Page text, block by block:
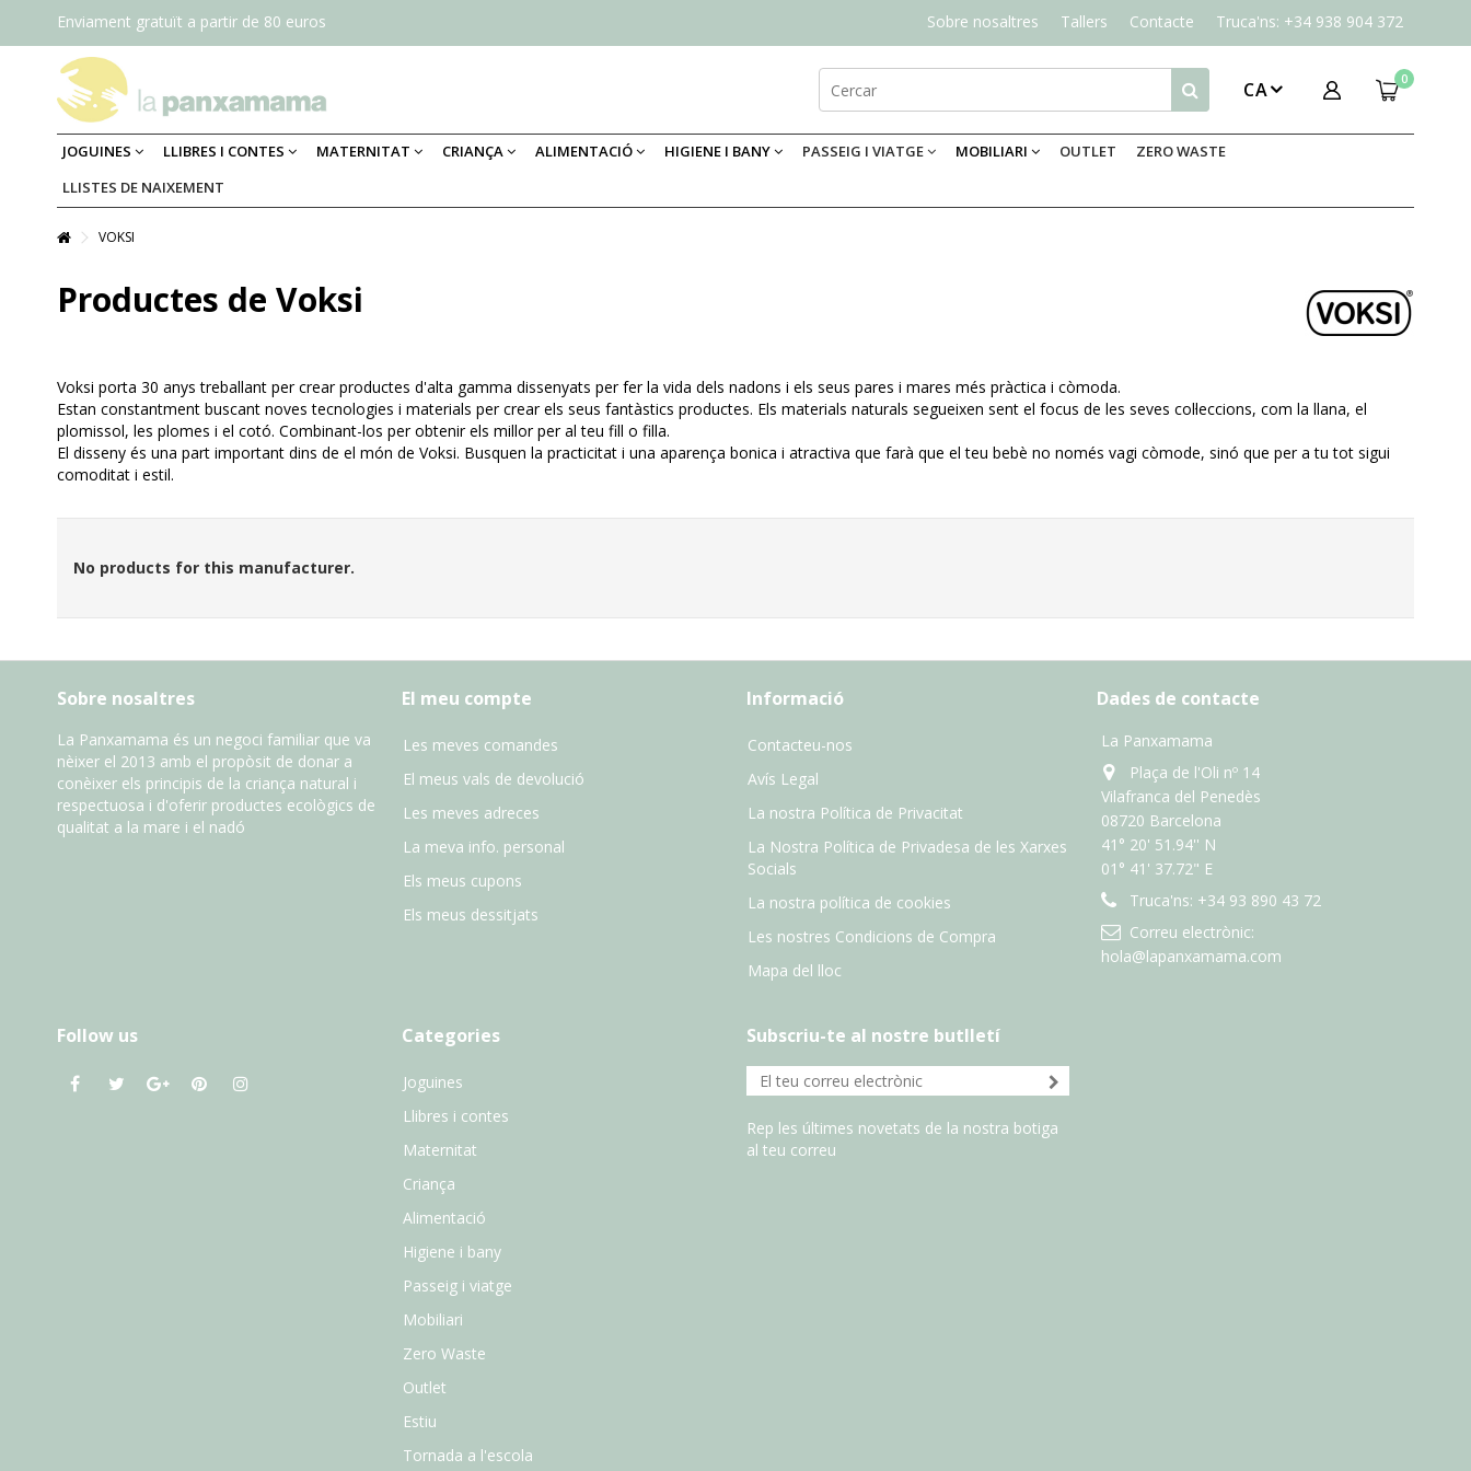
Sobre nosaltres Tallers Contacte Truca'ns: +34 938 904 372
Enviament gratuït a partir de 80 euros
0
CA
JOGUINES LLIBRES I CONTES MATERNITAT CRIANÇA ALIMENTACIÓ HIGIENE I BANY PASSEIG I VIATGE MOBILIARI OUTLET
ZERO WASTE
LLISTES DE NAIXEMENT
VOKSI
Productes de Voksi
Voksi porta 30 anys treballant per crear productes d'alta gamma dissenyats per fer la vida dels nadons i els seus pares i mares més pràctica i còmoda.
Estan constantment buscant noves tecnologies i materials per crear els seus fantàstics productes. Els materials naturals segueixen sent el focus de les seves col·leccions, com la llana, el
plomissol, les plomes i el cotó. Combinant-los per obtenir els millor per al teu fill o filla.
El disseny és una part important dins de el món de Voksi. Busquen la practicitat i una aparença bonica i atractiva que farà que el teu bebè no només vagi còmode, sinó que per a tu tot sigui
comoditat i estil.
No products for this manufacturer.
Sobre nosaltres
La Panxamama és un negoci familiar que va
nèixer el 2013 amb el propòsit de donar a
conèixer els principis de la criança natural i
respectuosa i d'oferir productes ecològics de
qualitat a la mare i el nadó
El meu compte
Les meves comandes
El meus vals de devolució
Les meves adreces
La meva info. personal
Els meus cupons
Els meus dessitjats
Informació
Contacteu-nos
Avís Legal
La nostra Política de Privacitat
La Nostra Política de Privadesa de les Xarxes
Socials
La nostra política de cookies
Les nostres Condicions de Compra
Mapa del lloc
Dades de contacte
La Panxamama
Plaça de l'Oli nº 14
Vilafranca del Penedès
08720 Barcelona
41° 20' 51.94'' N
01° 41' 37.72" E
Truca'ns: +34 93 890 43 72
Correu electrònic:
hola@lapanxamama.com
Follow us Categories
Joguines
Llibres i contes
Maternitat
Criança
Alimentació
Higiene i bany
Passeig i viatge
Mobiliari
Zero Waste
Outlet
Estiu
Tornada a l'escola
Subscriu-te al nostre butlletí
Rep les últimes novetats de la nostra botiga
al teu correu